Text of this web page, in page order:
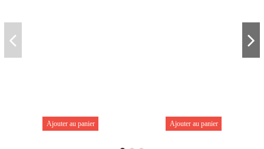
Ajouter au panier Ajouter au panier